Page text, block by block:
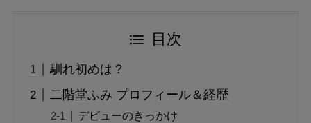
目次
馴れ初めは？
二階堂ふみ プロフィール＆経歴
デビューのきっかけ